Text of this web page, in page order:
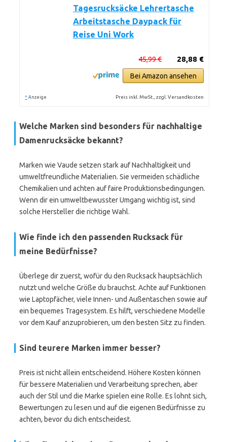
Tagesrucksäcke Lehrertasche
Arbeitstasche Daypack für
Reise Uni Work
28,88 €
45,99 €
Bei Amazon ansehen
* Anzeige Preis inkl. MwSt., zzgl. Versandkosten
Welche Marken sind besonders für nachhaltige
Damenrucksäcke bekannt?
Marken wie Vaude setzen stark auf Nachhaltigkeit und
umweltfreundliche Materialien. Sie vermeiden schädliche
Chemikalien und achten auf faire Produktionsbedingungen.
Wenn dir ein umweltbewusster Umgang wichtig ist, sind
solche Hersteller die richtige Wahl.
Wie finde ich den passenden Rucksack für
meine Bedürfnisse?
Überlege dir zuerst, wofür du den Rucksack hauptsächlich
nutzt und welche Größe du brauchst. Achte auf Funktionen
wie Laptopfächer, viele Innen- und Außentaschen sowie auf
ein bequemes Tragesystem. Es hilft, verschiedene Modelle
vor dem Kauf anzuprobieren, um den besten Sitz zu finden.
Sind teurere Marken immer besser?
Preis ist nicht allein entscheidend. Höhere Kosten können
für bessere Materialien und Verarbeitung sprechen, aber
auch der Stil und die Marke spielen eine Rolle. Es lohnt sich,
Bewertungen zu lesen und auf die eigenen Bedürfnisse zu
achten, bevor du dich entscheidest.